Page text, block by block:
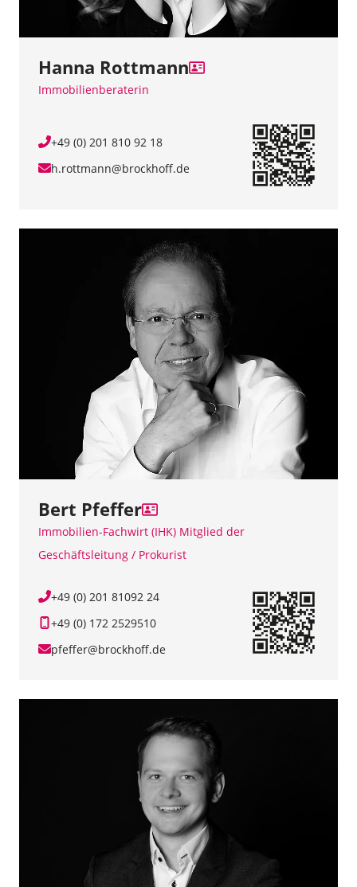
Hanna Rottmann
Immobilienberaterin
+49 (0) 201 810 92 18
h.rottmann@brockhoff.de
Bert Pfeffer
Immobilien-Fachwirt (IHK) Mitglied der
Geschäftsleitung / Prokurist
+49 (0) 201 81092 24
+49 (0) 172 2529510
pfeffer@brockhoff.de